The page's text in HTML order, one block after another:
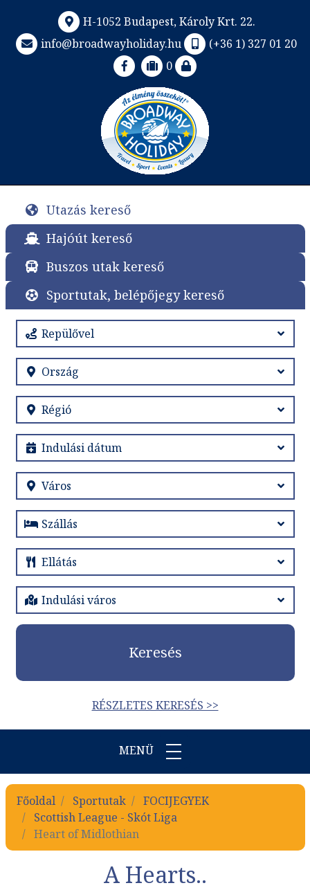
H-1052 Budapest, Károly Krt. 22.
info@broadwayholiday.hu
(+36 1) 327 01 20
0
Utazás kereső
Hajóút kereső
Buszos utak kereső
Sportutak, belépőjegy kereső
Keresés
RÉSZLETES KERESÉS >>
MENÜ
Főoldal Sportutak
FOCIJEGYEK
Scottish League - Skót Liga
Heart of Midlothian
A Hearts..